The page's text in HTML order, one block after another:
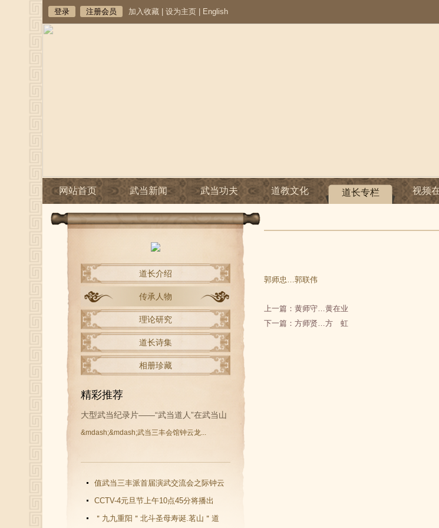
登录 注册会员 加入收藏 设为主页 English
网站首页 武当新闻 武当功夫 道教文化 道长专栏 视频
道长介绍
传承人物
理论研究
道长诗集
相册珍藏
精彩推荐
大型武当纪录片——“武当道人”在武当山
&mdash;&mdash;武当三丰会馆钟云龙...
值武当三丰派首届演武交流会之际钟云
龙道长再收新徒
CCTV-4元旦节上午10点45分将播出
《武当功夫传人 钟云龙》纪录片
＂九九重阳＂北斗圣母寿诞.茗山＂道
郭师忠…郭联伟
上一篇： 黄师守…黄在业
下一篇： 方师贤…方 虹